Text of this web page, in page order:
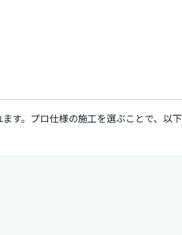
す。プロ仕様の施工を選ぶことで、以下